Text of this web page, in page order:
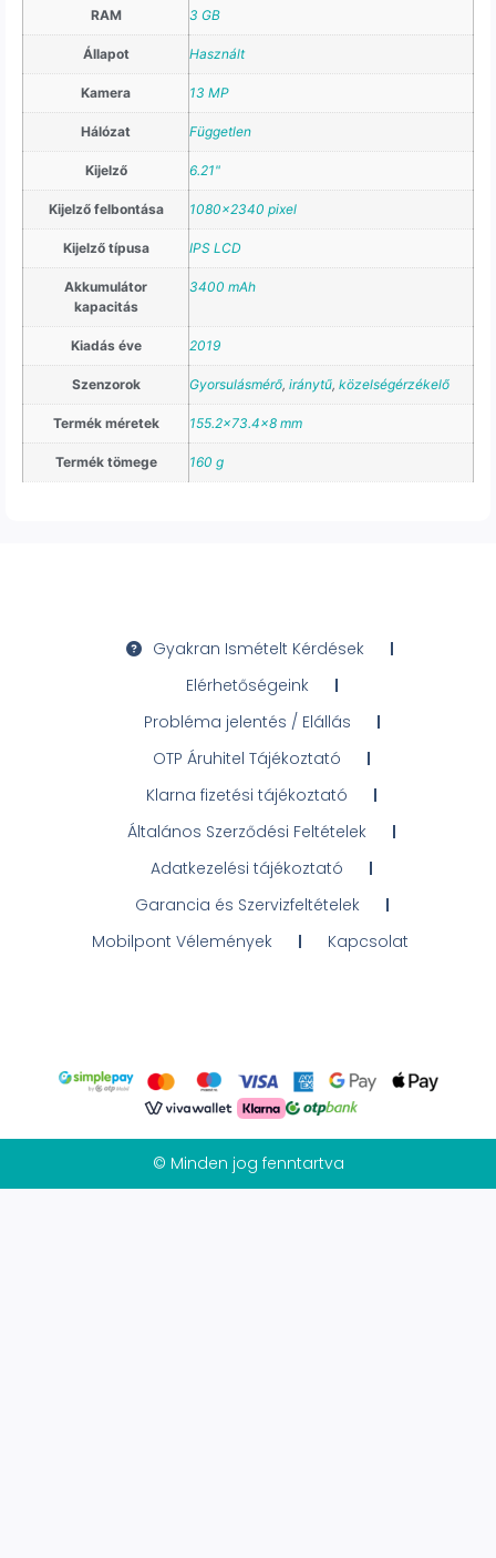
RAM 3 GB
Állapot Használt
Kamera 13 MP
Hálózat Független
Kijelző 6.21"
Kijelző felbontása 1080×2340 pixel
Kijelző típusa IPS LCD
Akkumulátor
kapacitás
3400 mAh
Kiadás éve 2019
Szenzorok Gyorsulásmérő, iránytű, közelségérzékelő
Termék méretek 155.2×73.4×8 mm
Termék tömege 160 g
Gyakran Ismételt Kérdések
Elérhetőségeink
Probléma jelentés / Elállás
OTP Áruhitel Tájékoztató
Klarna fizetési tájékoztató
Általános Szerződési Feltételek
Adatkezelési tájékoztató
Garancia és Szervizfeltételek
Mobilpont Vélemények
Kapcsolat
© Minden jog fenntartva